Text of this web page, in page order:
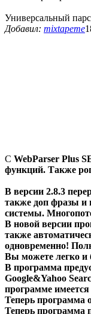
Универсальный
Добавил: mixtapeme
С WebParser Plus
функций. Также
В версии 2.8.3
также доп фразы и
системы.
В новой версии
также
одновременно!
Вы можете легко и
В программа
Google&Yahoo
программе
Теперь программа
Теперь программа